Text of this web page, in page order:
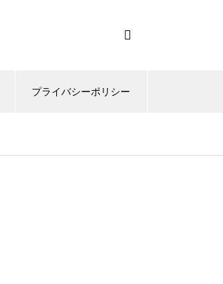
プライバシーポリシー